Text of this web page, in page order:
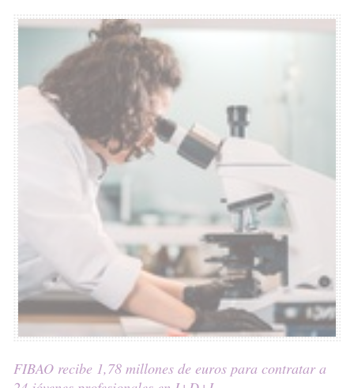
FIBAO recibe 1,78 millones de euros para contratar a